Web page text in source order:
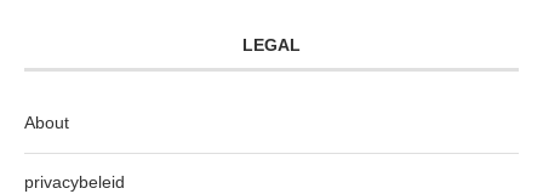
LEGAL
About
privacybeleid